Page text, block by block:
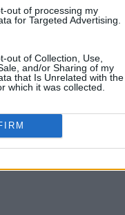
out of processing my
for Targeted Advertising.
out of Collection, Use,
and/or Sharing of my
that Is Unrelated with the
which it was collected.
fare i complimenti al
la squadra.
che gli azzurri